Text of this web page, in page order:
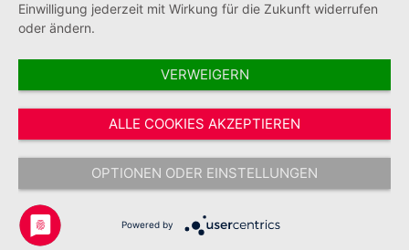
Vertrag widerrufen
* Alle Preise inkl. gesetzl. Mehrwertsteuer zzgl.Versandkostenund ggf.
Nachnahmegebühren, wenn nicht anders angegeben.
Copyright © 2026 Johanniter-Unfall-Hilfe e.V. - Alle Rechte
vorbehalten.
Einwilligung jederzeit mit Wirkung für die Zukunft widerrufen
oder ändern.
VERWEIGERN
ALLE COOKIES AKZEPTIEREN
OPTIONEN ODER EINSTELLUNGEN
Powered by